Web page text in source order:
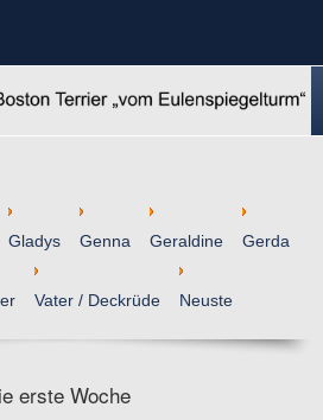
Gladys Genna Geraldine Gerda
Vater / Deckrüde Neuste
erste Woche